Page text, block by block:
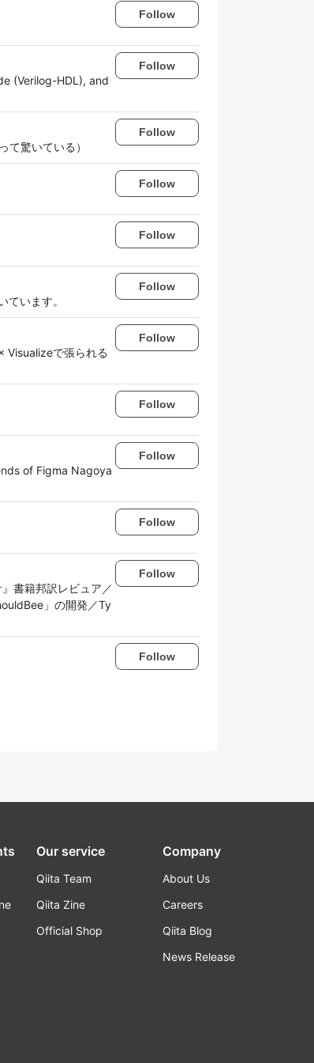
Follow
(Verilog-HDL), and
Follow
驚いている）
Follow
Follow
Follow
います。
Follow
Visualizeで張られる
Follow
Follow
of Figma Nagoya
Follow
Follow
書籍邦訳レビュア／
」の開発／Ty
Follow
Follow
Our service
Qiita Team
Qiita Zine
Official Shop
Company
About Us
Careers
Qiita Blog
News Release